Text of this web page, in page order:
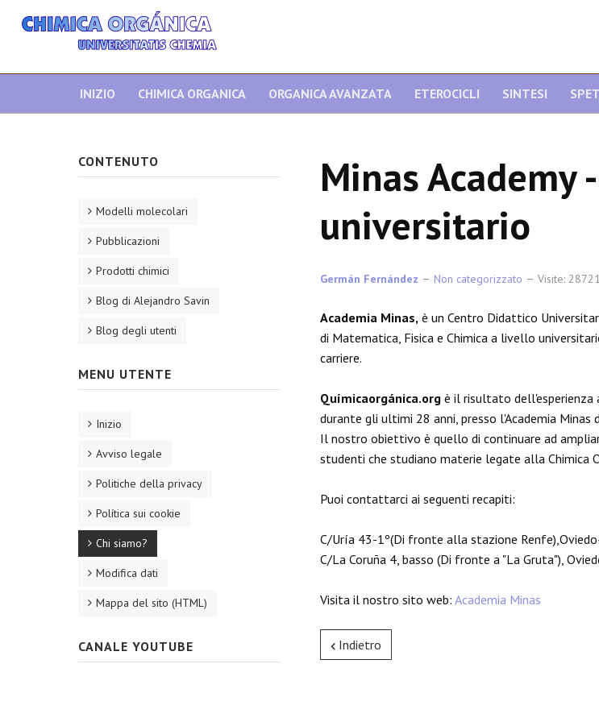
INIZIO CHIMICA ORGANICA ORGANICA AVANZATA ETEROCICLI SINTESI
Minas Academy
universitario
Germán Fernández Non categorizzato Visite: 28721
Academia Minas, è un Centro Didattico
di Matematica, Fisica e Chimica a livello
carriere.
Químicaorgánica.org è il risultato dell'esperienza
durante gli ultimi 28 anni, presso l'Academia Minas
Il nostro obiettivo è quello di continuare ad
studenti che studiano materie legate alla Chimica
Puoi contattarci ai seguenti recapiti:
C/Uría 43-1º(Di fronte alla stazione
C/La Coruña 4, basso (Di fronte a "La Gruta"),
Visita il nostro sito web: Academia Minas
Indietro
CONTENUTO
Modelli molecolari
Pubblicazioni
Prodotti chimici
Blog di Alejandro Savin
Blog degli utenti
MENU UTENTE
Inizio
Avviso legale
Politiche della privacy
Política sui cookie
Chi siamo?
Modifica dati
Mappa del sito (HTML)
CANALE YOUTUBE